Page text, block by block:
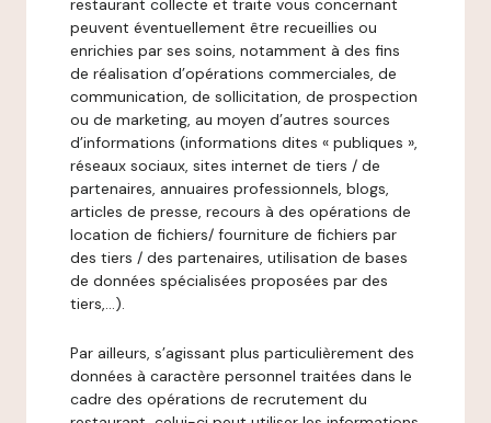
restaurant collecte et traite vous concernant
peuvent éventuellement être recueillies ou
enrichies par ses soins, notamment à des fins
de réalisation d’opérations commerciales, de
communication, de sollicitation, de prospection
ou de marketing, au moyen d’autres sources
d’informations (informations dites « publiques »,
réseaux sociaux, sites internet de tiers / de
partenaires, annuaires professionnels, blogs,
articles de presse, recours à des opérations de
location de fichiers/ fourniture de fichiers par
des tiers / des partenaires, utilisation de bases
de données spécialisées proposées par des
tiers,…).
Par ailleurs, s’agissant plus particulièrement des
données à caractère personnel traitées dans le
cadre des opérations de recrutement du